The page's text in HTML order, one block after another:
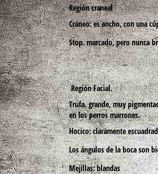
Región craneal
Cráneo: es ancho, con una
Stop. marcado, pero nunca
Región Facial.
Trufa. grande, muy
en los perros marrones.
Hocico: claramente
Los ángulos de la boca son
Mejillas: blandas